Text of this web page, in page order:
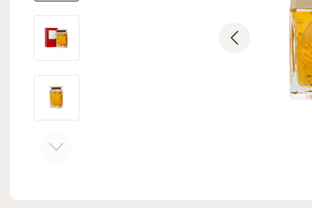
ZAPACHY DO WNĘTRZ